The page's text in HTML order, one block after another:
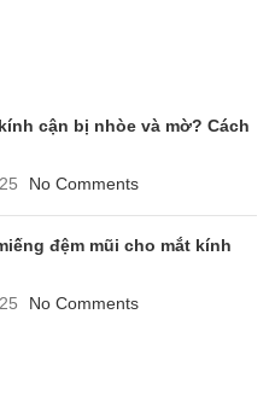
cận bị nhòe và mờ? Cách
No Comments
đệm mũi cho mắt kính
No Comments